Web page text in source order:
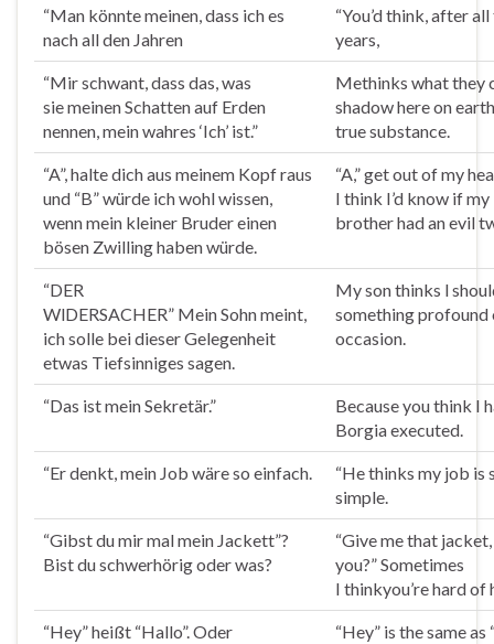
“Man könntemeinen, dass ich es
nach all den Jahren
“You’dthink, after all
years,
“Mir schwant, dass das, was
siemeinenSchatten auf Erden
nennen, mein wahres ‘Ich’ ist.”
Methinks what they
shadow here on
true substance.
“A”, halte dich aus meinem Kopf raus
und “B” würde ich wohl wissen,
wennmein kleiner Bruder einen
bösen Zwilling haben würde.
“A,” get out of my
I think I’d know if
brother had an evil
“DER
WlDERSACHER” MeinSohnmeint,
ich solle bei dieser Gelegenheit
etwas Tiefsinniges sagen.
My sonthinks l
something profound
occasion.
“Das istmeinSekretär.” Because youthink I
Borgia executed.
“Er denkt,mein Job wäre so einfach. “Hethinks my job is
simple.
“Gibst du mir malmein Jackett”?
Bist du schwerhörig oder was?
“Give me that
you?” Sometimes
I thinkyou’re hard of
“Hey” heißt “Hallo”. Oder
“Hey” is the same as